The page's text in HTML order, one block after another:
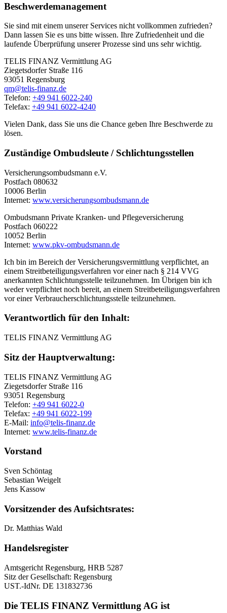
Beschwerdemanagement
Sie sind mit einem unserer Services nicht vollkommen zufrieden?
Dann lassen Sie es uns bitte wissen. Ihre Zufriedenheit und die
laufende Überprüfung unserer Prozesse sind uns sehr wichtig.
TELIS FINANZ Vermittlung AG
Ziegetsdorfer Straße 116
93051 Regensburg
qm@telis-finanz.de
Telefon: +49 941 6022-240
Telefax: +49 941 6022-4240
Vielen Dank, dass Sie uns die Chance geben Ihre Beschwerde zu
lösen.
Zuständige Ombudsleute / Schlichtungsstellen
Versicherungsombudsmann e.V.
Postfach 080632
10006 Berlin
Internet: www.versicherungsombudsmann.de
Ombudsmann Private Kranken- und Pflegeversicherung
Postfach 060222
10052 Berlin
Internet: www.pkv-ombudsmann.de
Ich bin im Bereich der Versicherungsvermittlung verpflichtet, an
einem Streitbeteiligungsverfahren vor einer nach § 214 VVG
anerkannten Schlichtungsstelle teilzunehmen. Im Übrigen bin ich
weder verpflichtet noch bereit, an einem Streitbeteiligungsverfahren
vor einer Verbraucherschlichtungsstelle teilzunehmen.
Verantwortlich für den Inhalt:
TELIS FINANZ Vermittlung AG
Sitz der Hauptverwaltung:
TELIS FINANZ Vermittlung AG
Ziegetsdorfer Straße 116
93051 Regensburg
Telefon: +49 941 6022-0
Telefax: +49 941 6022-199
E-Mail: info@telis-finanz.de
Internet: www.telis-finanz.de
Vorstand
Sven Schöntag
Sebastian Weigelt
Jens Kassow
Vorsitzender des Aufsichtsrates:
Dr. Matthias Wald
Handelsregister
Amtsgericht Regensburg, HRB 5287
Sitz der Gesellschaft: Regensburg
UST.-IdNr. DE 131832736
Die TELIS FINANZ Vermittlung AG ist